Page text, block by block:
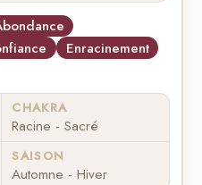
Enracinement
CHAKRA
Racine - Sacré
SAISON
Automne - Hiver